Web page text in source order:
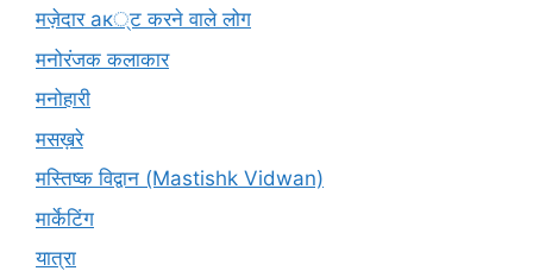
मज़ेदार ак्ट करने वाले लोग
मनोरंजक कलाकार
मनोहारी
मसख़रे
मस्तिष्क विद्वान (Mastishk Vidwan)
मार्केटिंग
यात्रा